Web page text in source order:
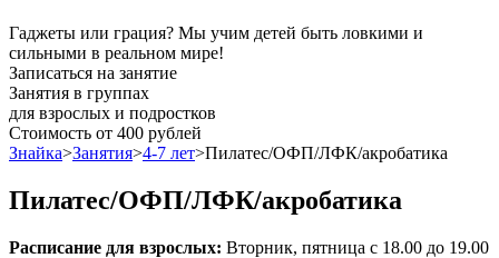
Гаджеты или грация? Мы учим детей быть ловкими и
сильными в реальном мире!
Записаться на занятие
Занятия в группах
для взрослых и подростков
Стоимость от 400 рублей
Знайка>Занятия>4-7 лет>Пилатес/ОФП/ЛФК/акробатика
Пилатес/ОФП/ЛФК/акробатика
Расписание для взрослых: Вторник, пятница с 18.00 до 19.00